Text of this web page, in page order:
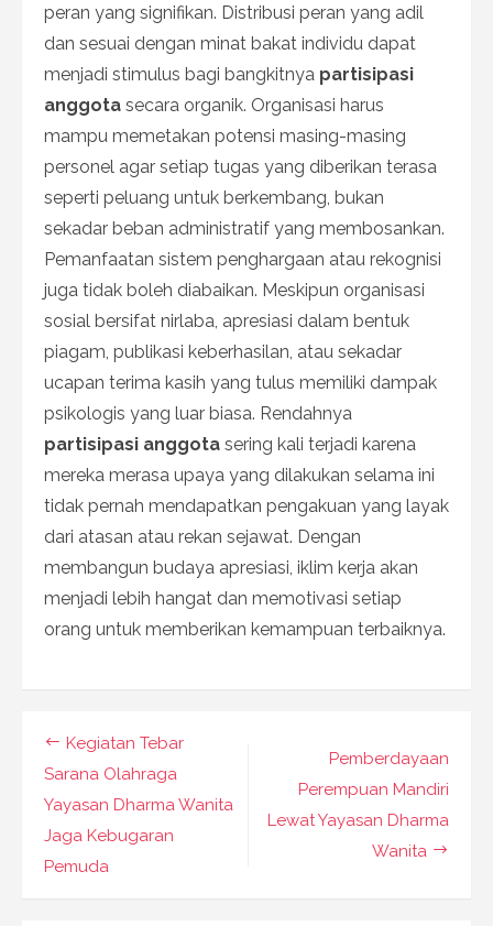
peran yang signifikan. Distribusi peran yang adil
dan sesuai dengan minat bakat individu dapat
menjadi stimulus bagi bangkitnya partisipasi
anggota secara organik. Organisasi harus
mampu memetakan potensi masing-masing
personel agar setiap tugas yang diberikan terasa
seperti peluang untuk berkembang, bukan
sekadar beban administratif yang membosankan.
Pemanfaatan sistem penghargaan atau rekognisi
juga tidak boleh diabaikan. Meskipun organisasi
sosial bersifat nirlaba, apresiasi dalam bentuk
piagam, publikasi keberhasilan, atau sekadar
ucapan terima kasih yang tulus memiliki dampak
psikologis yang luar biasa. Rendahnya
partisipasi anggota sering kali terjadi karena
mereka merasa upaya yang dilakukan selama ini
tidak pernah mendapatkan pengakuan yang layak
dari atasan atau rekan sejawat. Dengan
membangun budaya apresiasi, iklim kerja akan
menjadi lebih hangat dan memotivasi setiap
orang untuk memberikan kemampuan terbaiknya.
Navigasi
pos
Pemberdayaan
Perempuan Mandiri
Lewat Yayasan Dharma
Wanita
Kegiatan Tebar
Sarana Olahraga
Yayasan Dharma Wanita
Jaga Kebugaran
Pemuda